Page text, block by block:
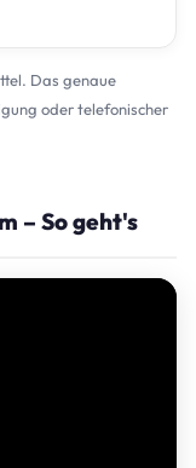
Das genaue
oder telefonischer
– So geht's